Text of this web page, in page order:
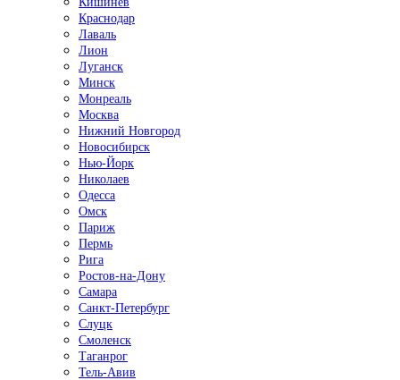
Краснодар
Лаваль
Лион
Луганск
Минск
Монреаль
Москва
Нижний Новгород
Новосибирск
Нью-Йорк
Николаев
Одесса
Омск
Париж
Пермь
Рига
Ростов-на-Дону
Самара
Санкт-Петербург
Слуцк
Смоленск
Таганрог
Тель-Авив